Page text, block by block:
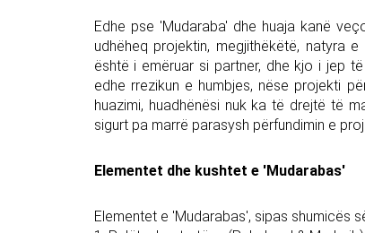
Edhe pse 'Mudaraba' dhe huaja kanë
udhëheq projektin, megjithëkëtë, natyra
është i emëruar si partner, dhe kjo i jep
edhe rrezikun e humbjes, nëse projekti
huazimi, huadhënësi nuk ka të drejtë të
sigurt pa marrë parasysh përfundimin e
Elementet dhe kushtet e 'Mudarabas'
Elementet e 'Mudarabas', sipas shumicës